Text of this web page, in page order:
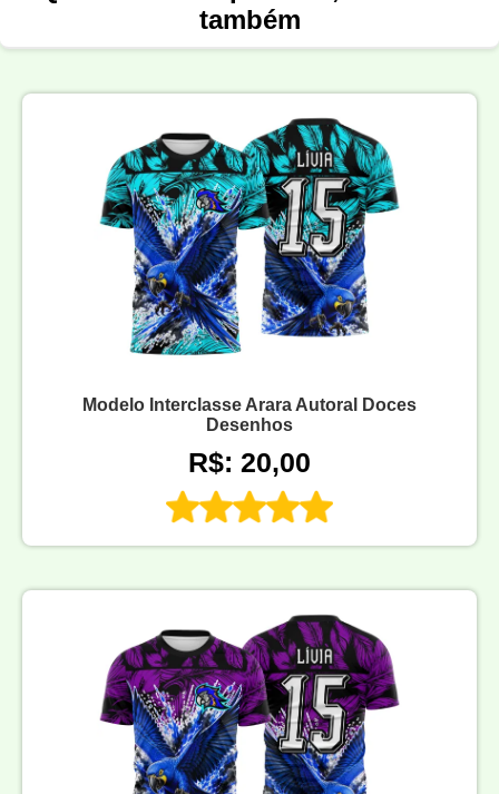
também
Modelo Interclasse Arara Autoral Doces
Desenhos
R$: 20,00